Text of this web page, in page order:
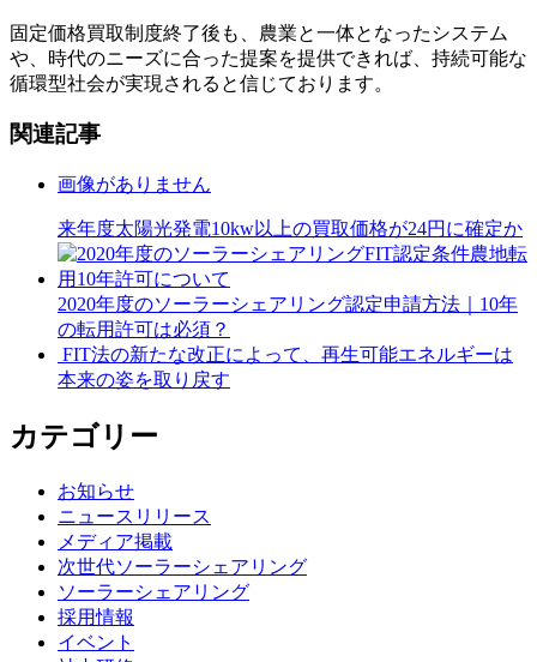
固定価格買取制度終了後も、農業と一体となったシステム
や、時代のニーズに合った提案を提供できれば、持続可能な
循環型社会が実現されると信じております。
関連記事
画像がありません
来年度太陽光発電10kw以上の買取価格が24円に確定か
2020年度のソーラーシェアリング認定申請方法｜10年
の転用許可は必須？
FIT法の新たな改正によって、再生可能エネルギーは
本来の姿を取り戻す
カテゴリー
お知らせ
ニュースリリース
メディア掲載
次世代ソーラーシェアリング
ソーラーシェアリング
採用情報
イベント